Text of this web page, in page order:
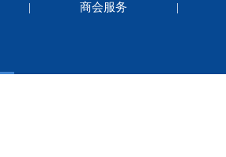
| 商会服务 |